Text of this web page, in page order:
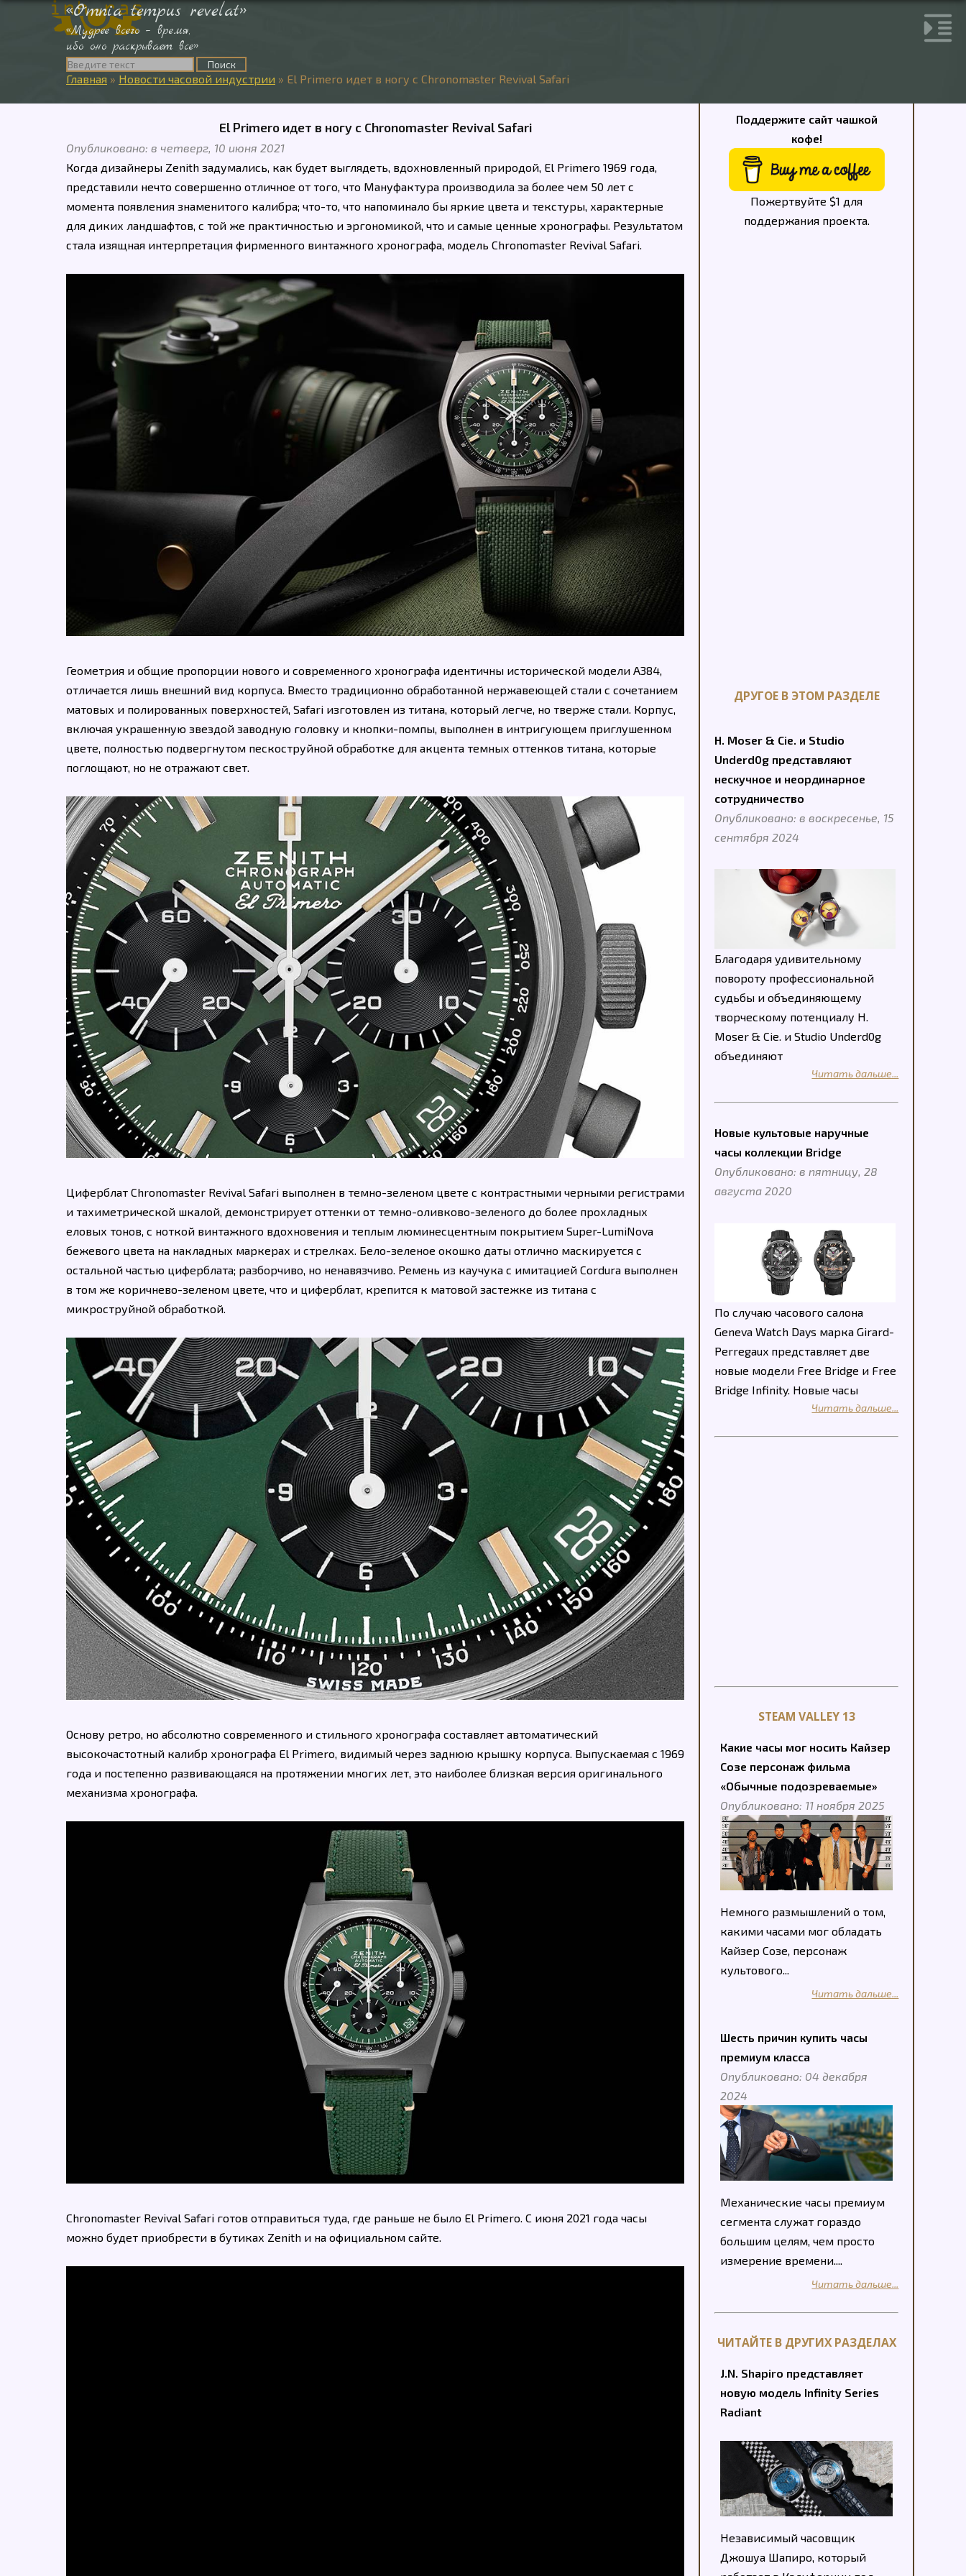
«Omnia tempus revelat»
«Мудрее всего – время,
ибо оно раскрывает все»
Главная » Новости часовой индустрии » El Primero идет в ногу с Chronomaster Revival Safari
El Primero идет в ногу с Chronomaster Revival Safari
Опубликовано: в четверг, 10 июня 2021
Когда дизайнеры Zenith задумались, как будет выглядеть, вдохновленный природой, El Primero 1969 года,
представили нечто совершенно отличное от того, что Мануфактура производила за более чем 50 лет с
момента появления знаменитого калибра; что-то, что напоминало бы яркие цвета и текстуры, характерные
для диких ландшафтов, с той же практичностью и эргономикой, что и самые ценные хронографы. Результатом
стала изящная интерпретация фирменного винтажного хронографа, модель Chronomaster Revival Safari.
Геометрия и общие пропорции нового и современного хронографа идентичны исторической модели A384,
отличается лишь внешний вид корпуса. Вместо традиционно обработанной нержавеющей стали с сочетанием
матовых и полированных поверхностей, Safari изготовлен из титана, который легче, но тверже стали. Корпус,
включая украшенную звездой заводную головку и кнопки-помпы, выполнен в интригующем приглушенном
цвете, полностью подвергнутом пескоструйной обработке для акцента темных оттенков титана, которые
поглощают, но не отражают свет.
Циферблат Chronomaster Revival Safari выполнен в темно-зеленом цвете с контрастными черными регистрами
и тахиметрической шкалой, демонстрирует оттенки от темно-оливково-зеленого до более прохладных
еловых тонов, с ноткой винтажного вдохновения и теплым люминесцентным покрытием Super-LumiNova
бежевого цвета на накладных маркерах и стрелках. Бело-зеленое окошко даты отлично маскируется с
остальной частью циферблата; разборчиво, но ненавязчиво. Ремень из каучука с имитацией Cordura выполнен
в том же коричнево-зеленом цвете, что и циферблат, крепится к матовой застежке из титана с
микроструйной обработкой.
Основу ретро, но абсолютно современного и стильного хронографа составляет автоматический
высокочастотный калибр хронографа El Primero, видимый через заднюю крышку корпуса. Выпускаемая с 1969
года и постепенно развивающаяся на протяжении многих лет, это наиболее близкая версия оригинального
механизма хронографа.
Chronomaster Revival Safari готов отправиться туда, где раньше не было El Primero. С июня 2021 года часы
можно будет приобрести в бутиках Zenith и на официальном сайте.
Поддержите сайт чашкой
кофе!
Пожертвуйте $1 для
поддержания проекта.
ДРУГОЕ В ЭТОМ РАЗДЕЛЕ
H. Moser & Cie. и Studio
Underd0g представляют
нескучное и неординарное
сотрудничество
Опубликовано: в воскресенье, 15
сентября 2024
Благодаря удивительному
повороту профессиональной
судьбы и объединяющему
творческому потенциалу H.
Moser & Cie. и Studio Underd0g
объединяют
Читать дальше...
Новые культовые наручные
часы коллекции Bridge
Опубликовано: в пятницу, 28
августа 2020
По случаю часового салона
Geneva Watch Days марка Girard-
Perregaux представляет две
новые модели Free Bridge и Free
Bridge Infinity. Новые часы
Читать дальше...
STEAM VALLEY 13
Какие часы мог носить Кайзер
Созе персонаж фильма
«Обычные подозреваемые»
Опубликовано: 11 ноября 2025
Немного размышлений о том,
какими часами мог обладать
Кайзер Созе, персонаж
культового...
Читать дальше...
Шесть причин купить часы
премиум класса
Опубликовано: 04 декабря
2024
Механические часы премиум
сегмента служат гораздо
большим целям, чем просто
измерение времени....
Читать дальше...
ЧИТАЙТЕ В ДРУГИХ РАЗДЕЛАХ
J.N. Shapiro представляет
новую модель Infinity Series
Radiant
Независимый часовщик
Джошуа Шапиро, который